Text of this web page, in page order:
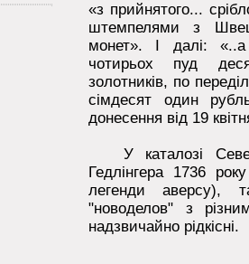
«з прийнятого...
штемпелями з
монет». І далі:
чотирьох пуд
золотників, по
сімдесят один
донесення від 19
У каталозі
Гедлінгера 1736
легенди аверсу),
"новоделов" з
надзвичайно рідкісні.